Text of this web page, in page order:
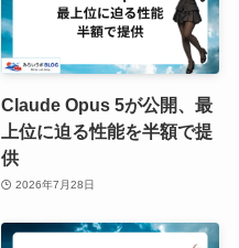
Claude Opus 5が公開、最
上位に迫る性能を半額で提
供
2026年7月28日